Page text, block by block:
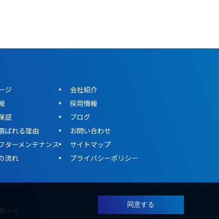
ジ
証
ばれる理由
ターメンテナンス
流れ
会社紹介
採用情報
ブログ
お問い合わせ
サイトマップ
プライバシーポリシー
同意する